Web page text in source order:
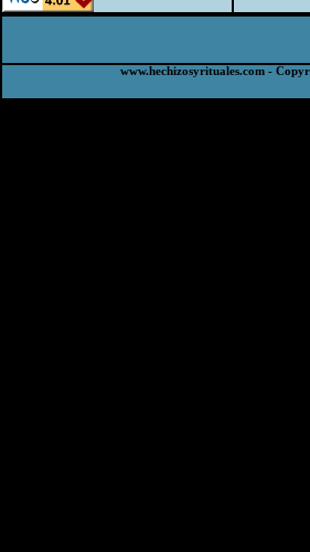
www.hechizosyrituales.com -